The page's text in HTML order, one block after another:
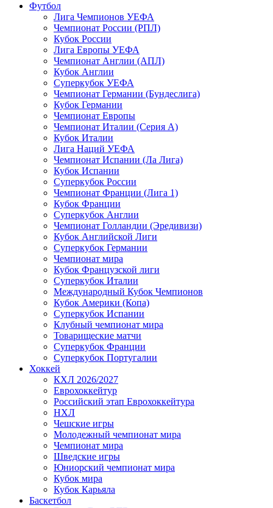
Футбол
Лига Чемпионов УЕФА
Чемпионат России (РПЛ)
Кубок России
Лига Европы УЕФА
Чемпионат Англии (АПЛ)
Кубок Англии
Суперкубок УЕФА
Чемпионат Германии (Бундеслига)
Кубок Германии
Чемпионат Европы
Чемпионат Италии (Серия А)
Кубок Италии
Лига Наций УЕФА
Чемпионат Испании (Ла Лига)
Кубок Испании
Суперкубок России
Чемпионат Франции (Лига 1)
Кубок Франции
Суперкубок Англии
Чемпионат Голландии (Эредивизи)
Кубок Английской Лиги
Суперкубок Германии
Чемпионат мира
Кубок Французской лиги
Суперкубок Италии
Международный Кубок Чемпионов
Кубок Америки (Копа)
Суперкубок Испании
Клубный чемпионат мира
Товарищеские матчи
Суперкубок Франции
Суперкубок Португалии
Хоккей
КХЛ 2026/2027
Еврохоккейтур
Российский этап Еврохоккейтура
НХЛ
Чешские игры
Молодежный чемпионат мира
Чемпионат мира
Шведские игры
Юниорский чемпионат мира
Кубок мира
Кубок Карьяла
Баскетбол